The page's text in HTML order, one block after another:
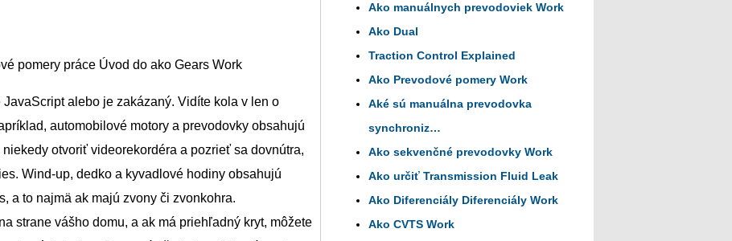
pomery práce Úvod do ako Gears Work
alebo je zakázaný. Vidíte kola v len o
automobilové motory a prevodovky obsahujú
otvoriť videorekordéra a pozrieť sa dovnútra,
Wind-up, dedko a kyvadlové hodiny obsahujú
a to najmä ak majú zvony či zvonkohra.
strane vášho domu, a ak má priehľadný kryt, môžete
Ako manuálnych prevodoviek Work
Ako Dual
Traction Control Explained
Ako Prevodové pomery Work
Aké sú manuálna prevodovka
synchroniz…
Ako sekvenčné prevodovky Work
Ako určiť Transmission Fluid Leak
Ako Diferenciály Diferenciály Work
Ako CVTS Work